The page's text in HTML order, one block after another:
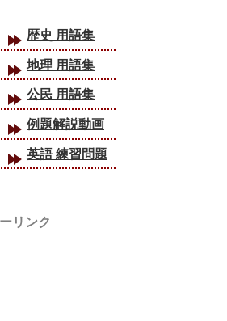
歴史 用語集
地理 用語集
公民 用語集
例題解説動画
英語 練習問題